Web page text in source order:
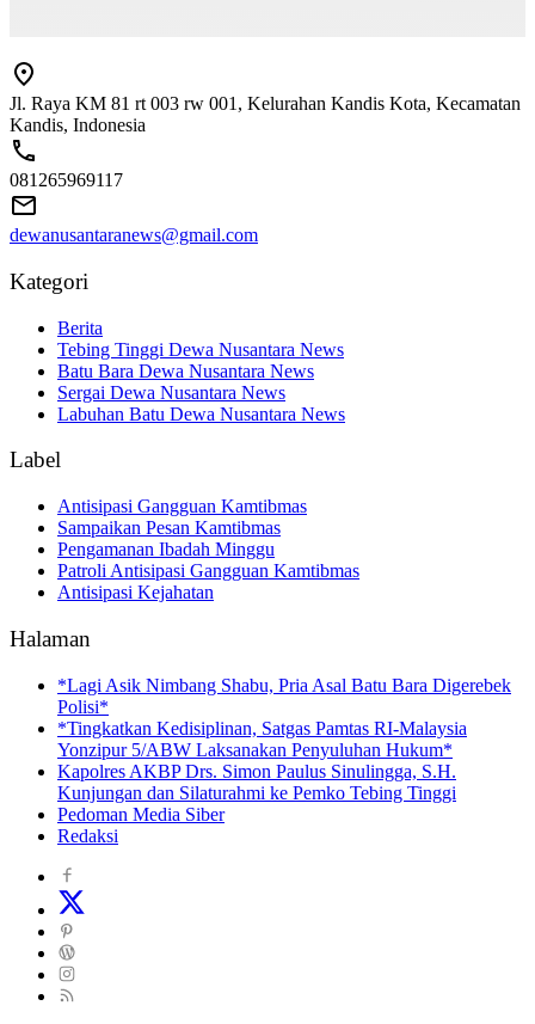
Jl. Raya KM 81 rt 003 rw 001, Kelurahan Kandis Kota, Kecamatan
Kandis, Indonesia
081265969117
dewanusantaranews@gmail.com
Kategori
Berita
Tebing Tinggi Dewa Nusantara News
Batu Bara Dewa Nusantara News
Sergai Dewa Nusantara News
Labuhan Batu Dewa Nusantara News
Label
Antisipasi Gangguan Kamtibmas
Sampaikan Pesan Kamtibmas
Pengamanan Ibadah Minggu
Patroli Antisipasi Gangguan Kamtibmas
Antisipasi Kejahatan
Halaman
*Lagi Asik Nimbang Shabu, Pria Asal Batu Bara Digerebek
Polisi*
*Tingkatkan Kedisiplinan, Satgas Pamtas RI-Malaysia
Yonzipur 5/ABW Laksanakan Penyuluhan Hukum*
Kapolres AKBP Drs. Simon Paulus Sinulingga, S.H.
Kunjungan dan Silaturahmi ke Pemko Tebing Tinggi
Pedoman Media Siber
Redaksi